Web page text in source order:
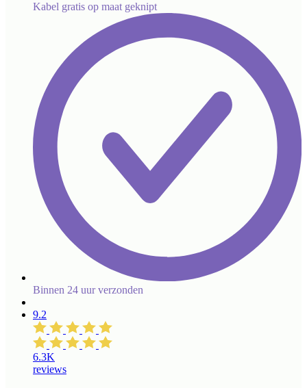
Kabel gratis op maat geknipt
Binnen 24 uur verzonden
9.2
6.3K
reviews